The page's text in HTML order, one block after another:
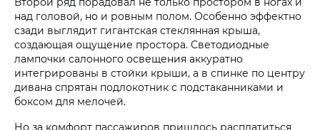
над головой, но и ровным полом. Особенно эффектно
сзади выглядит гигантская стеклянная крыша,
создающая ощущение простора. Светодиодные
лампочки салонного освещения аккуратно
интегрированы в стойки крыши, а в спинке по центру
дивана спрятан подлокотник с подстаканниками и
боксом для мелочей.
Но за комфорт пассажиров пришлось расплатиться